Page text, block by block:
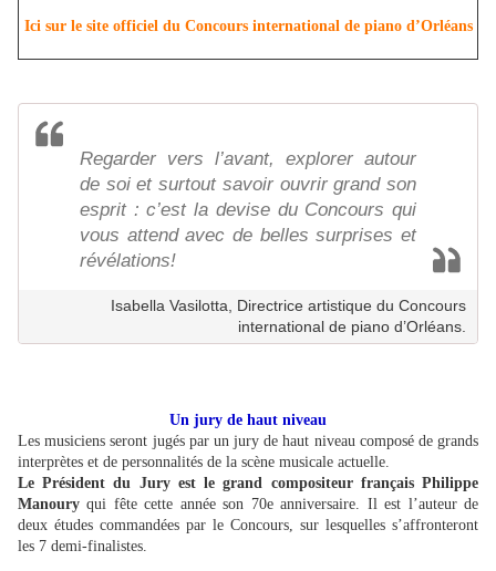
Ici sur le site officiel du Concours international de piano d’Orléans
Regarder vers l’avant, explorer autour
de soi et surtout savoir ouvrir grand son
esprit : c’est la devise du Concours qui
vous attend avec de belles surprises et
révélations!
Isabella Vasilotta, Directrice artistique du Concours
international de piano d’Orléans.
Un jury de haut niveau
Les musiciens seront jugés par un jury de haut niveau composé de grands
interprètes et de personnalités de la scène musicale actuelle.
Le Président du Jury est le grand compositeur français Philippe
Manoury qui fête cette année son 70e anniversaire. Il est l’auteur de
deux études commandées par le Concours, sur lesquelles s’affronteront
les 7 demi-finalistes.